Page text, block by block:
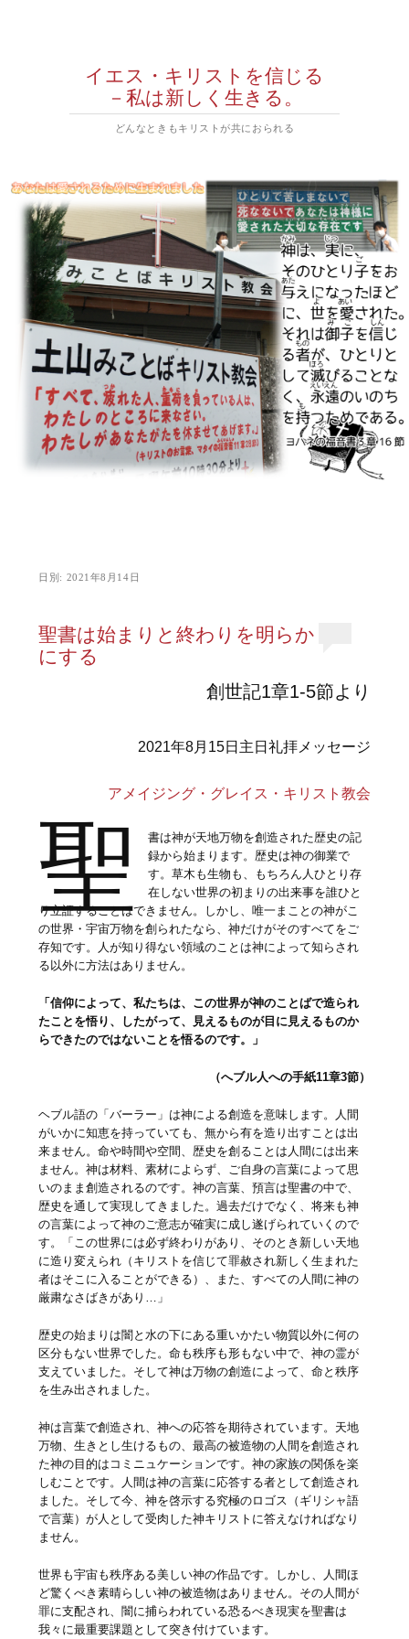
イエス・キリストを信じる
－私は新しく生きる。
どんなときもキリストが共におられる
日別: 2021年8月14日
聖書は始まりと終わりを明らか
にする
創世記1章1-5節より
2021年8月15日主日礼拝メッセージ
アメイジング・グレイス・キリスト教会
聖
書は神が天地万物を創造された歴史の記
録から始まります。歴史は神の御業で
す。草木も生物も、もちろん人ひとり存
在しない世界の初まりの出来事を誰ひと
り立証することはできません。しかし、唯一まことの神がこ
の世界・宇宙万物を創られたなら、神だけがそのすべてをご
存知です。人が知り得ない領域のことは神によって知らされ
る以外に方法はありません。
「信仰によって、私たちは、この世界が神のことばで造られ
たことを悟り、したがって、見えるものが目に見えるものか
らできたのではないことを悟るのです。」
（へブル人への手紙11章3節）
ヘブル語の「バーラー」は神による創造を意味します。人間
がいかに知恵を持っていても、無から有を造り出すことは出
来ません。命や時間や空間、歴史を創ることは人間には出来
ません。神は材料、素材によらず、ご自身の言葉によって思
いのまま創造されるのです。神の言葉、預言は聖書の中で、
歴史を通して実現してきました。過去だけでなく、将来も神
の言葉によって神のご意志が確実に成し遂げられていくので
す。「この世界には必ず終わりがあり、そのとき新しい天地
に造り変えられ（キリストを信じて罪赦され新しく生まれた
者はそこに入ることができる）、また、すべての人間に神の
厳粛なさばきがあり…」
歴史の始まりは闇と水の下にある重いかたい物質以外に何の
区分もない世界でした。命も秩序も形もない中で、神の霊が
支えていました。そして神は万物の創造によって、命と秩序
を生み出されました。
神は言葉で創造され、神への応答を期待されています。天地
万物、生きとし生けるもの、最高の被造物の人間を創造され
た神の目的はコミニュケーションです。神の家族の関係を楽
しむことです。人間は神の言葉に応答する者として創造され
ました。そして今、神を啓示する究極のロゴス（ギリシャ語
で言葉）が人として受肉した神キリストに答えなければなり
ません。
世界も宇宙も秩序ある美しい神の作品です。しかし、人間ほ
ど驚くべき素晴らしい神の被造物はありません。その人間が
罪に支配され、闇に捕らわれている恐るべき現実を聖書は
我々に最重要課題として突き付けています。